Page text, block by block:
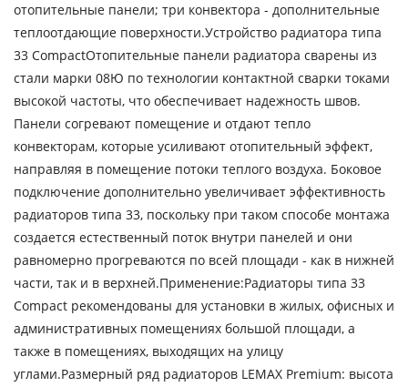
отопительные панели; три конвектора - дополнительные
теплоотдающие поверхности.Устройство радиатора типа
33 CompactОтопительные панели радиатора сварены из
стали марки 08Ю по технологии контактной сварки токами
высокой частоты, что обеспечивает надежность швов.
Панели согревают помещение и отдают тепло
конвекторам, которые усиливают отопительный эффект,
направляя в помещение потоки теплого воздуха. Боковое
подключение дополнительно увеличивает эффективность
радиаторов типа 33, поскольку при таком способе монтажа
создается естественный поток внутри панелей и они
равномерно прогреваются по всей площади - как в нижней
части, так и в верхней.Применение:Радиаторы типа 33
Compact рекомендованы для установки в жилых, офисных и
административных помещениях большой площади, а
также в помещениях, выходящих на улицу
углами.Размерный ряд радиаторов LEMAX Premium: высота